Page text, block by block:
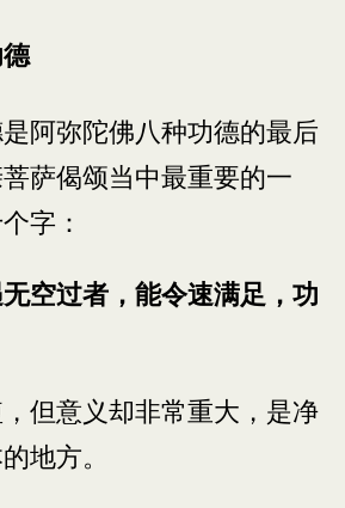
阿弥陀佛八种功德的最后
萨偈颂当中最重要的一
字：
空过者，能令速满足，功
但意义却非常重大，是净
地方。